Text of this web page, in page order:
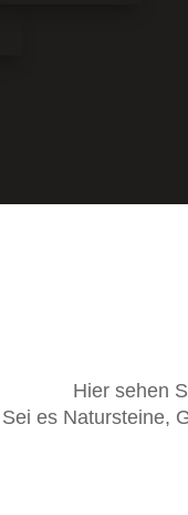
Hier sehen
Sei es Natursteine,